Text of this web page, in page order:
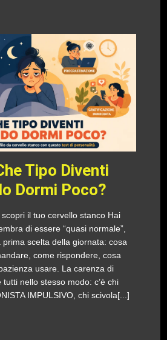
Tipo Diventi
Dormi Poco?
il tuo cervello stanco Hai
di essere “quasi normale”,
scelta della giornata: cosa
come rispondere, cosa
usare. La carenza di
nello stesso modo: c’è chi
IMPULSIVO, chi scivola[...]